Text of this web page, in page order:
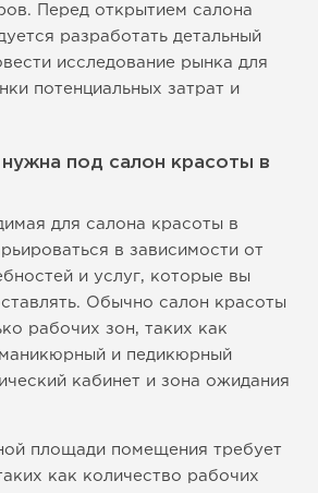
Перед открытием салона
разработать детальный
исследование рынка для
потенциальных затрат и
под салон красоты в
для салона красоты в
в зависимости от
и услуг, которые вы
Обычно салон красоты
рабочих зон, таких как
и педикюрный
кабинет и зона ожидания
площади помещения требует
как количество рабочих